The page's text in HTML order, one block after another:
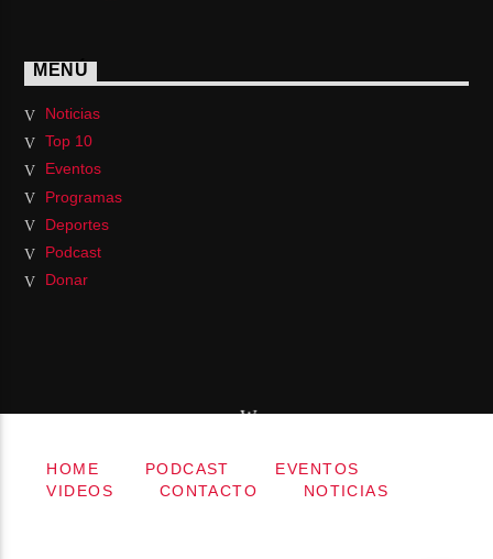
MENÚ
Noticias
Top 10
Eventos
Programas
Deportes
Podcast
Donar
HOME PODCAST
EVENTOS
VIDEOS
CONTACTO NOTICIAS